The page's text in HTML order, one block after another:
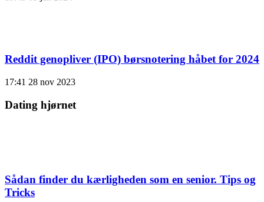
Reddit genopliver (IPO) børsnotering håbet for 2024
17:41 28 nov 2023
Dating hjørnet
Sådan finder du kærligheden som en senior. Tips og
Tricks